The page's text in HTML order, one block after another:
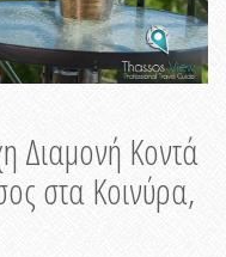
Διαμονή Κοντά
στα Κοινύρα,